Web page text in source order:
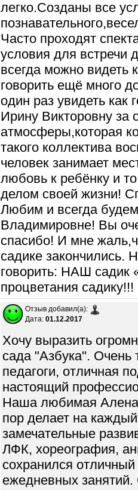
легко.Созданы все
Часто проходят
условия для
всегда можно видеть
говорить ещё много
один раз увидеть как
Ирину Викторовну за
атмосферы,которая
такого коллектива
человек занимает
любовь к ребёнку и
делом своей жизни!
Любим и всегда
Владимировне! Вы
спасибо! И мне
садике закончились.
говорить: НАШ садик
процветания садику!!!
Отзыв добавил(а):
Дата: 01.12.2017
Хочу выразить
сада "Азбука".
педагоги, отличная
настоящий
Наша любимая Алена
пор делает на
замечательные
ЛФК, хореография,
сохранился
ежедневных